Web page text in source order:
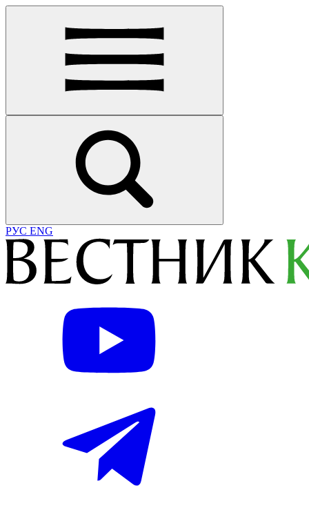
РУС ENG